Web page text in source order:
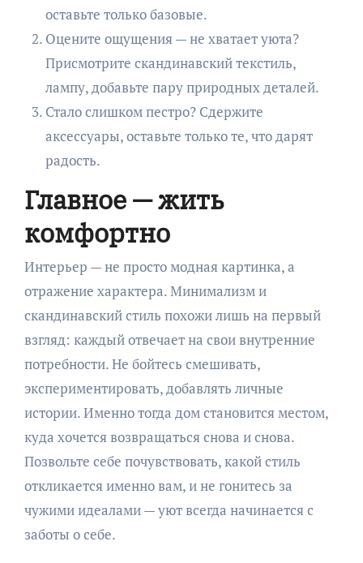
оставьте только базовые.
Оцените ощущения — не хватает уюта?
Присмотрите скандинавский текстиль,
лампу, добавьте пару природных деталей.
Стало слишком пестро? Сдержите
аксессуары, оставьте только те, что дарят
радость.
Главное — жить
комфортно
Интерьер — не просто модная картинка, а
отражение характера. Минимализм и
скандинавский стиль похожи лишь на первый
взгляд: каждый отвечает на свои внутренние
потребности. Не бойтесь смешивать,
экспериментировать, добавлять личные
истории. Именно тогда дом становится местом,
куда хочется возвращаться снова и снова.
Позвольте себе почувствовать, какой стиль
откликается именно вам, и не гонитесь за
чужими идеалами — уют всегда начинается с
заботы о себе.